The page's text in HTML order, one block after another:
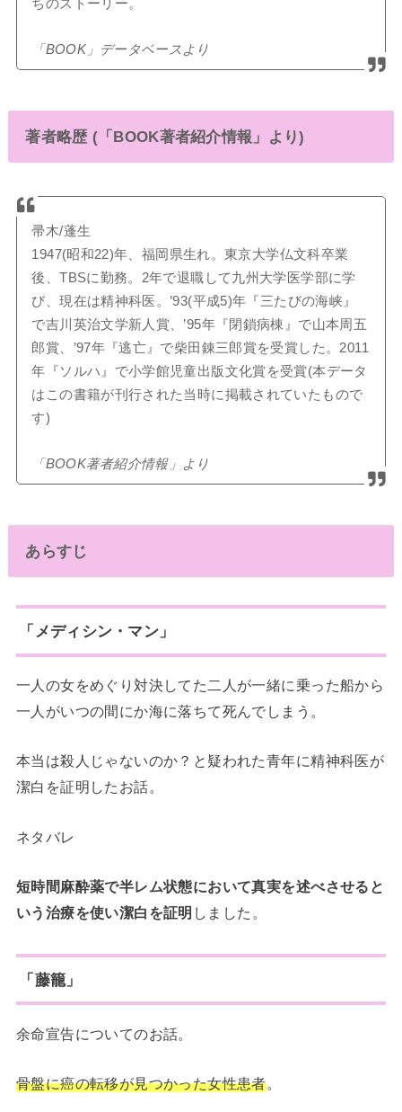
ちのストーリー。
「BOOK」データベースより
著者略歴 (「BOOK著者紹介情報」より)
帚木/蓬生
1947(昭和22)年、福岡県生れ。東京大学仏文科卒業
後、TBSに勤務。2年で退職して九州大学医学部に学
び、現在は精神科医。’93(平成5)年『三たびの海峡』
で吉川英治文学新人賞、’95年『閉鎖病棟』で山本周五
郎賞、’97年『逃亡』で柴田錬三郎賞を受賞した。2011
年『ソルハ』で小学館児童出版文化賞を受賞(本データ
はこの書籍が刊行された当時に掲載されていたもので
す)
「BOOK著者紹介情報」より
あらすじ
「メディシン・マン」
一人の女をめぐり対決してた二人が一緒に乗った船から
一人がいつの間にか海に落ちて死んでしまう。
本当は殺人じゃないのか？と疑われた青年に精神科医が
潔白を証明したお話。
ネタバレ
短時間麻酔薬で半レム状態において真実を述べさせると
いう治療を使い潔白を証明 しました。
「藤籠」
余命宣告についてのお話。
骨盤に癌の転移が見つかった女性患者。